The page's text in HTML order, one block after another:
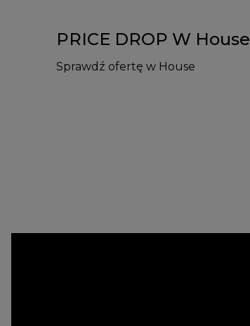
PRICE DROP W House
Sprawdź ofertę w House